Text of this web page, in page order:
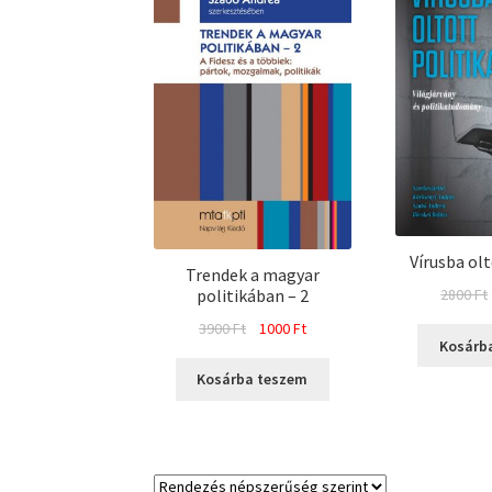
Trendek a magyar
politikában – 2
3900Ft
Original
was:
1000FtCurrent
is:
Kosárba teszem
Vírusba
2800Ft